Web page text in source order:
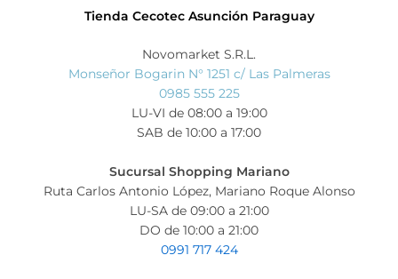
Tienda Cecotec Asunción Paraguay
Novomarket S.R.L.
Monseñor Bogarin N° 1251 c/ Las Palmeras
0985 555 225
LU-VI de 08:00 a 19:00
SAB de 10:00 a 17:00
Sucursal Shopping Mariano
Ruta Carlos Antonio López, Mariano Roque Alonso
LU-SA de 09:00 a 21:00
DO de 10:00 a 21:00
0991 717 424